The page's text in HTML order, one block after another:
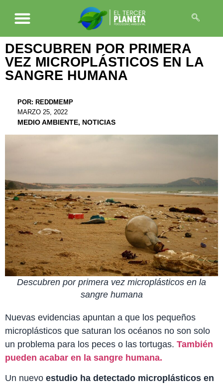
DESCUBREN POR PRIMERA
VEZ MICROPLÁSTICOS EN LA
SANGRE HUMANA
POR: REDDMEMP
MARZO 25, 2022
MEDIO AMBIENTE, NOTICIAS
Descubren por primera vez microplásticos en la
sangre humana
Nuevas evidencias apuntan a que los pequeños
microplásticos que saturan los océanos no son solo
un problema para los peces o las tortugas. También
pueden acabar en la sangre humana.
Un nuevo estudio ha detectado microplásticos en